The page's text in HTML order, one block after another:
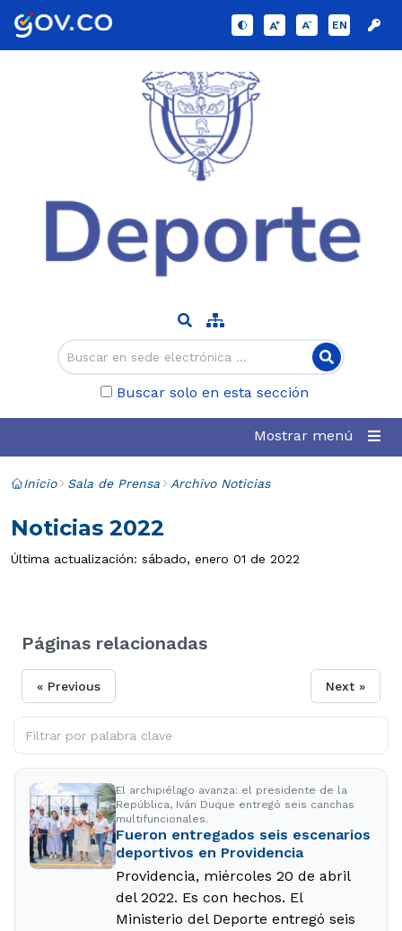
EN
Buscar solo en esta sección
Mostrar menú
Inicio Sala de Prensa Archivo Noticias
Noticias 2022
Última actualización: sábado, enero 01 de 2022
Páginas relacionadas
« Previous Next »
El archipiélago avanza: el presidente de la
República, Iván Duque entregó seis canchas
multifuncionales.
Fueron entregados seis escenarios
deportivos en Providencia
Providencia, miércoles 20 de abril
del 2022. Es con hechos. El
Ministerio del Deporte entregó seis